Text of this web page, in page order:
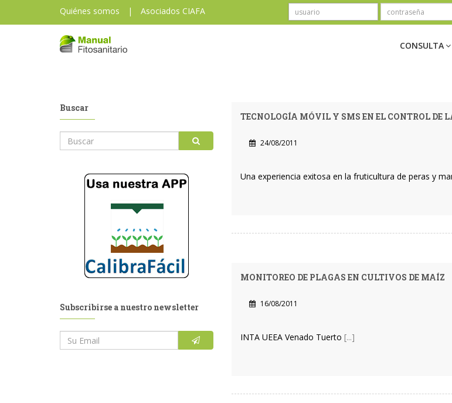
Quiénes somos | Asociados CIAFA
CONSULTA
TECNOLOGÍA MÓVIL Y SMS EN EL CONTROL DE
24/08/2011
Una experiencia exitosa en la fruticultura de peras y
MONITOREO DE PLAGAS EN CULTIVOS DE MAÍZ
16/08/2011
INTA UEEA Venado Tuerto [...]
Buscar
Subscribirse a nuestro newsletter